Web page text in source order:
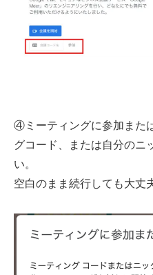
④ミーティングに参加また
グコード、または自分のニ
い。
空白のまま続行しても大丈